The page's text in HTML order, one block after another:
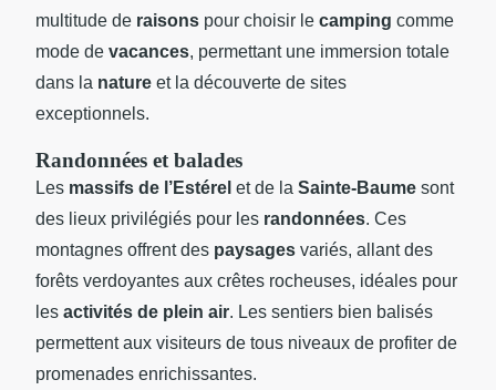
multitude de raisons pour choisir le camping comme
mode de vacances, permettant une immersion totale
dans la nature et la découverte de sites
exceptionnels.
Randonnées et balades
Les massifs de l’Estérel et de la Sainte-Baume sont
des lieux privilégiés pour les randonnées. Ces
montagnes offrent des paysages variés, allant des
forêts verdoyantes aux crêtes rocheuses, idéales pour
les activités de plein air. Les sentiers bien balisés
permettent aux visiteurs de tous niveaux de profiter de
promenades enrichissantes.